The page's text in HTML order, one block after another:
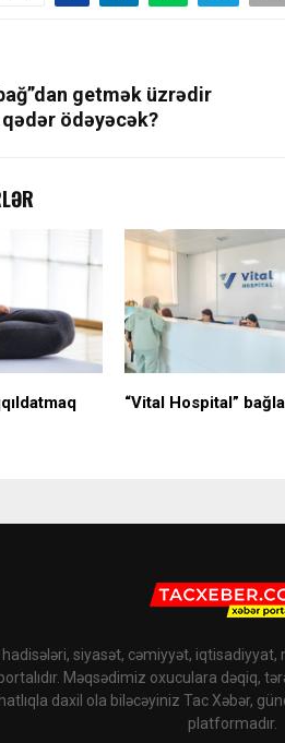
getmək üzrədir
qədər ödəyəcək?
“Vital Hospital”
siyasət, cəmiyyət,
Məqsədimiz oxuculara dəqiq,
daxil ola biləcəyiniz Tac Xəbər,
platformadır.